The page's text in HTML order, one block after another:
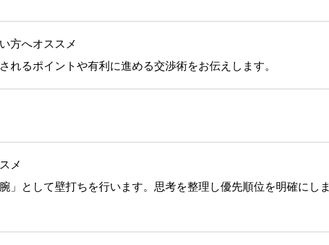
方へオススメ
れるポイントや有利に進める交渉術をお伝えします。
メ
」として壁打ちを行います。思考を整理し優先順位を明確にしま